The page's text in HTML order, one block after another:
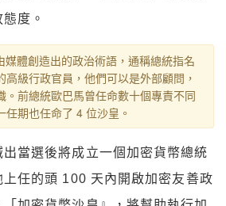
度。
媒體創造出的政治術語，通稱總統指名
高級行政官員，他們可以是外部顧問，
。前總統歐巴馬曾任命數十個專責不同
期也任命了 4 位沙皇。
當選後將成立一個加密貨幣總統
任的頭 100 天內開啟加密友善政